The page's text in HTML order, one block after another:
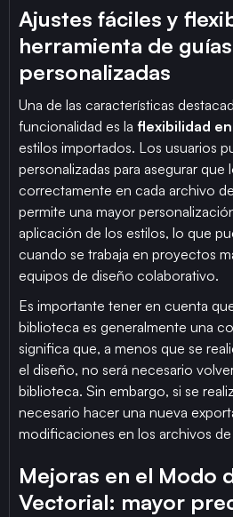
Ajustes fáciles y
herramienta de guías
personalizadas
Una de las características
funcionalidad es la flexibilidad
estilos importados. Los usuarios
personalizadas para asegurar que
correctamente en cada archivo
permite una mayor
aplicación de los estilos, lo que
cuando se trabaja en proyectos
equipos de diseño colaborativo.
Es importante tener en cuenta
biblioteca es generalmente una
significa que, a menos que se
el diseño, no será necesario
biblioteca. Sin embargo, si se
necesario hacer una nueva
modificaciones en los archivos de
Mejoras en el Modo
Vectorial: mayor